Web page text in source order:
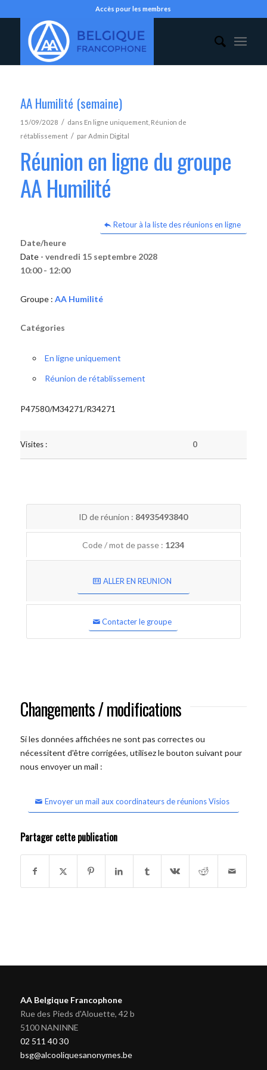
Accès pour les membres
AA Humilité (semaine)
15/09/2028 / dans En ligne uniquement, Réunion de
rétablissement / parAdmin Digital
Réunion en ligne du groupe
AA Humilité
Retour à la liste des réunions en ligne
Date/heure
Date - vendredi 15 septembre 2028
10:00 - 12:00
Groupe : AA Humilité
Catégories
En ligne uniquement
Réunion de rétablissement
P47580/M34271/R34271
Visites : 0
ID de réunion : 84935493840
Code / mot de passe : 1234
ALLER EN REUNION
Contacter le groupe
Changements / modifications
Si les données affichées ne sont pas correctes ou
nécessitent d'être corrigées, utilisez le bouton suivant pour
nous envoyer un mail :
Envoyer un mail aux coordinateurs de réunions Visios
Partager cette publication
AA Belgique Francophone
Rue des Pieds d'Alouette, 42 b
5100 NANINNE
02 511 40 30
bsg@alcooliquesanonymes.be